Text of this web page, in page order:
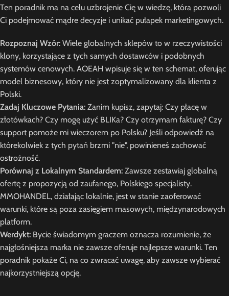
Ten poradnik ma na celu uzbrojenie Cię w wiedzę, która pozwoli
Ci podejmować mądre decyzje i unikać pułapek marketingowych.
Rozpoznaj Wzór: Wiele globalnych sklepów to w rzeczywistości
klony, korzystające z tych samych dostawców i podobnych
systemów cenowych. AOEAH wpisuje się w ten schemat, oferując
model biznesowy, który nie jest zoptymalizowany dla klienta z
Polski.
Zadaj Kluczowe Pytania: Zanim kupisz, zapytaj: Czy płacę w
złotówkach? Czy mogę użyć BLIKa? Czy otrzymam fakturę? Czy
support pomoże mi wieczorem po Polsku? Jeśli odpowiedź na
którekolwiek z tych pytań brzmi "nie", powinieneś zachować
ostrożność.
Porównaj z Lokalnym Standardem: Zawsze zestawiaj globalną
ofertę z propozycją od zaufanego, Polskiego specjalisty.
MMOHANDEL, działając lokalnie, jest w stanie zaoferować
warunki, które są poza zasięgiem masowych, międzynarodowych
platform.
Werdykt: Bycie świadomym graczem oznacza rozumienie, że
najgłośniejsza marka nie zawsze oferuje najlepsze warunki. Ten
poradnik pokaże Ci, na co zwracać uwagę, aby zawsze wybierać
najkorzystniejszą opcję.